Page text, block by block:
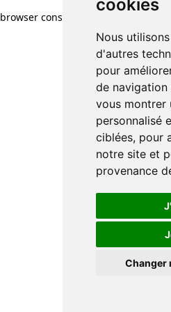
cookies
Nous
d'autres
pour
de
vous montrer
personnalisé
ciblées, pour
notre site et
provenance
Changer
browser console for more